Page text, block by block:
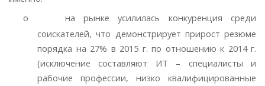
o
на рынке усилилась конкуренция среди
соискателей, что демонстрирует прирост резюме
порядка на 27% в 2015 г. по отношению к 2014 г.
(исключение составляют ИТ – специалисты и
рабочие профессии, низко квалифицированные